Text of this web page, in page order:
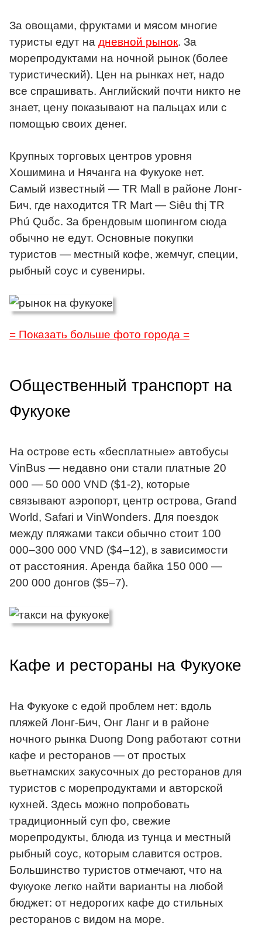
За овощами, фруктами и мясом многие
туристы едут на дневной рынок. За
морепродуктами на ночной рынок (более
туристический). Цен на рынках нет, надо
все спрашивать. Английский почти никто не
знает, цену показывают на пальцах или с
помощью своих денег.
Крупных торговых центров уровня
Хошимина и Нячанга на Фукуоке нет.
Самый известный — TR Mall в районе Лонг-
Бич, где находится TR Mart — Siêu thị TR
Phú Quốc. За брендовым шопингом сюда
обычно не едут. Основные покупки
туристов — местный кофе, жемчуг, специи,
рыбный соус и сувениры.
= Показать больше фото города =
Общественный транспорт на
Фукуоке
На острове есть «бесплатные» автобусы
VinBus — недавно они стали платные 20
000 — 50 000 VND ($1-2), которые
связывают аэропорт, центр острова, Grand
World, Safari и VinWonders. Для поездок
между пляжами такси обычно стоит 100
000–300 000 VND ($4–12), в зависимости
от расстояния. Аренда байка 150 000 —
200 000 донгов ($5–7).
Кафе и рестораны на Фукуоке
На Фукуоке с едой проблем нет: вдоль
пляжей Лонг-Бич, Онг Ланг и в районе
ночного рынка Duong Dong работают сотни
кафе и ресторанов — от простых
вьетнамских закусочных до ресторанов для
туристов с морепродуктами и авторской
кухней. Здесь можно попробовать
традиционный суп фо, свежие
морепродукты, блюда из тунца и местный
рыбный соус, которым славится остров.
Большинство туристов отмечают, что на
Фукуоке легко найти варианты на любой
бюджет: от недорогих кафе до стильных
ресторанов с видом на море.